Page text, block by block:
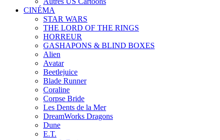
CINÉMA
STAR WARS
THE LORD OF THE RINGS
HORREUR
GASHAPONS & BLIND BOXES
Alien
Avatar
Beetlejuice
Blade Runner
Coraline
Corpse Bride
Les Dents de la Mer
DreamWorks Dragons
Dune
E.T.